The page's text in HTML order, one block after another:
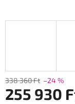
338 360 Ft –24 %
255 930